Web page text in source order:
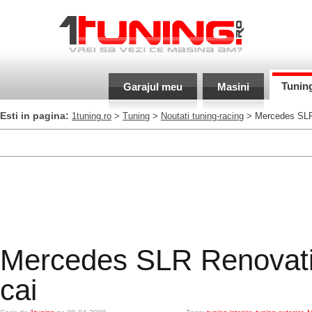
Garajul meu Masini
Esti in pagina: 1tuning.ro > Tuning > Noutati tuning-racing > Mercedes
Mercedes SLR
cai